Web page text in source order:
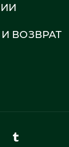
обработки
ВОЗВРАТ